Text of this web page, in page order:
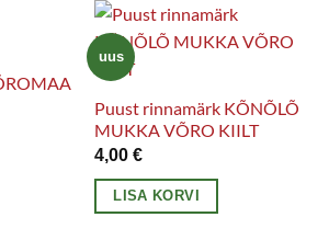
uus
Puust rinnamärk KÕNÕLÕ
MUKKA VÕRO KIILT
4,00 €
LISA KORVI